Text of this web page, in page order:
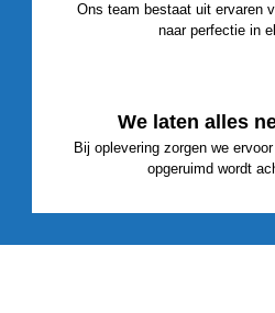
Ons team bestaat uit ervaren
naar perfectie in
We laten alles
Bij oplevering zorgen we
opgeruimd wordt